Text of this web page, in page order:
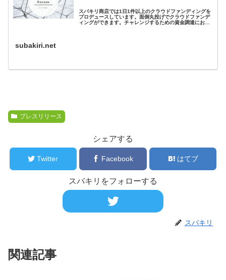
スバキリ商店では1日1件以上のクラウドファンディングを
プロデュースしています。面倒丸投げでクラウドファンデ
ィングができます。チャレンジするための資金調達にお悩
subakiri.net
プレスリリース
シェアする
Twitter Facebook はてブ
スバキリをフォローする
スバキリ
関連記事